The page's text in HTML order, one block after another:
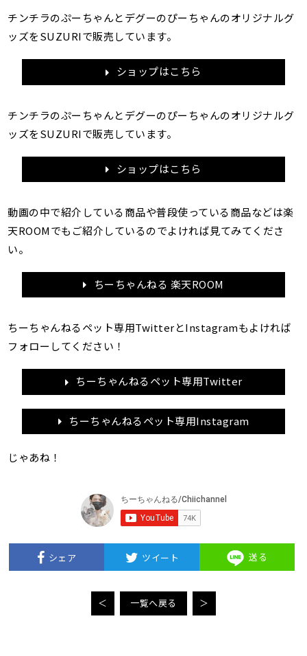
チンチラのぷーちゃんとデグーのぴーちゃんのオリジナルグ
ッズをSUZURIで販売しています。
ショップはこちら
チンチラのぷーちゃんとデグーのぴーちゃんのオリジナルグ
ッズをSUZURIで販売しています。
ショップはこちら
動画の中で紹介している商品や普段使っている商品などは楽
天ROOMでもご紹介しているのでよければ見てみてくださ
い。
ちーちゃんねる 楽天ROOM
ちーちゃんねるペット専用TwitterとInstagramもよければ
フォローしてください！
ちーちゃんねるペット専用Twitter
ちーちゃんねるペット専用Instagram
じゃあね！
シェア ツイート 送る
＜ 一覧へ戻る ＞